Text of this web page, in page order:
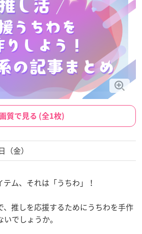
質で見る (全1枚)
金）
ム、それは「うちわ」！
、推しを応援するためにうちわを手作
でしょうか。